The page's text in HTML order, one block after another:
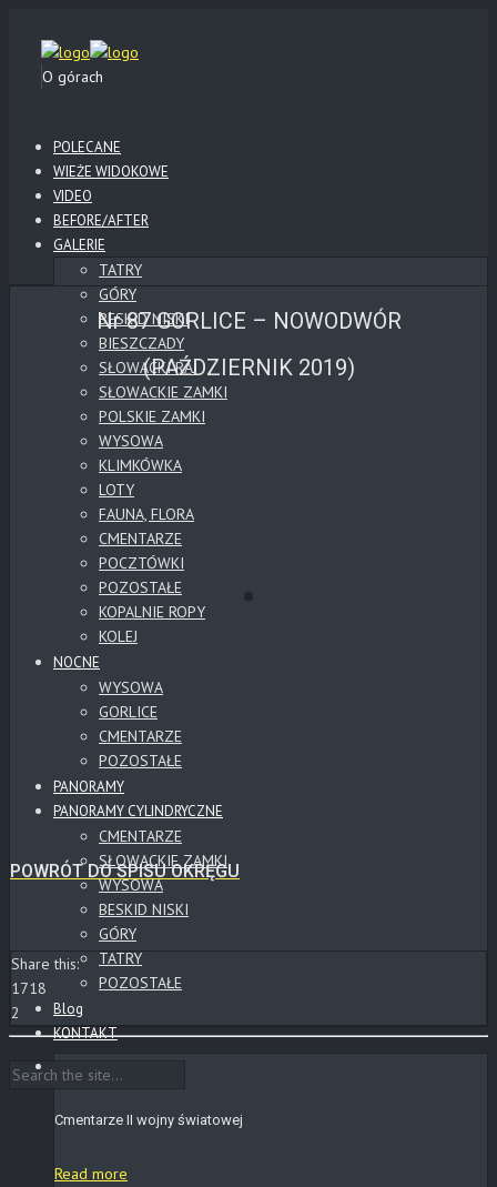
O górach
POLECANE
WIEŻE WIDOKOWE
VIDEO
BEFORE/AFTER
GALERIE
TATRY
GÓRY
BESKID NISKI
BIESZCZADY
SŁOWACKI RAJ
SŁOWACKIE ZAMKI
POLSKIE ZAMKI
WYSOWA
KLIMKÓWKA
LOTY
FAUNA, FLORA
CMENTARZE
POCZTÓWKI
POZOSTAŁE
KOPALNIE ROPY
KOLEJ
NOCNE
WYSOWA
GORLICE
CMENTARZE
POZOSTAŁE
PANORAMY
PANORAMY CYLINDRYCZNE
CMENTARZE
SŁOWACKIE ZAMKI
WYSOWA
BESKID NISKI
GÓRY
TATRY
POZOSTAŁE
Blog
KONTAKT
Nr 87 GORLICE – NOWODWÓR
(PAŹDZIERNIK 2019)
POWRÓT DO SPISU OKRĘGU
Share this:
1718
2
Cmentarze II wojny światowej
Read more